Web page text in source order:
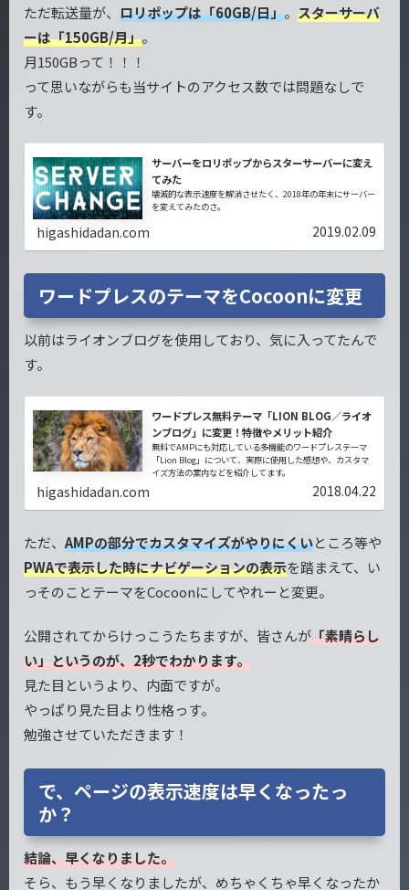
ただ転送量が、 ロリポップは「60GB/日」。 スターサーバ
ーは「150GB/月」。
月150GBって！！！
って思いながらも当サイトのアクセス数では問題なしで
す。
サーバーをロリポップからスターサーバーに変え
てみた
壊滅的な表示速度を解消させたく、2018年の年末にサーバー
を変えてみたのさ。
higashidadan.com 2019.02.09
ワードプレスのテーマをCocoonに変更
以前はライオンブログを使用しており、気に入ってたんで
す。
ワードプレス無料テーマ「LION BLOG／ライオ
ンブログ」に変更！特徴やメリット紹介
無料でAMPにも対応している多機能のワードプレステーマ
「Lion Blog」について、実際に使用した感想や、カスタマ
イズ方法の案内などを紹介してます。
higashidadan.com 2018.04.22
ただ、 AMPの部分でカスタマイズがやりにくいところ等や
PWAで表示した時にナビゲーションの表示を踏まえて、い
っそのことテーマをCocoonにしてやれーと変更。
公開されてからけっこうたちますが、皆さんが「素晴らし
い」というのが、2秒でわかります。
見た目というより、内面ですが。
やっぱり見た目より性格っす。
勉強させていただきます！
で、ページの表示速度は早くなったっ
か？
結論、早くなりました。
そら、もう早くなりましたが、めちゃくちゃ早くなったか